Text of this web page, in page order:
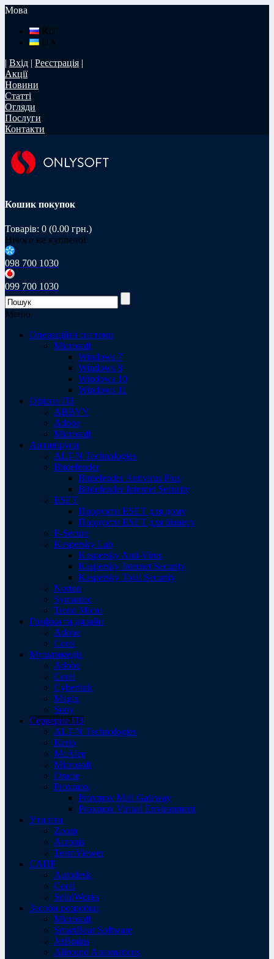
Мова
RU
UA
| Вхід | Реєстрація |
Акції
Новини
Статті
Огляди
Послуги
Контакти
Кошик покупок
Товарів: 0 (0.00 грн.)
Нічого не куплено!
098 700 1030
099 700 1030
Меню
Операційні системи
Microsoft
Windows 7
Windows 8
Windows 10
Windows 11
Офісне ПЗ
ABBYY
Adobe
Microsoft
Антивіруси
ALT-N Technologies
Bitdefender
Bitdefender Antivirus Plus
Bitdefender Internet Security
ESET
Продукти ESET для дому
Продукти ESET для бізнесу
F-Secure
Kaspersky Lab
Kaspersky Anti-Virus
Kaspersky Internet Security
Kaspersky Total Security
Norton
Symantec
Trend Micro
Графіка та дизайн
Adobe
Corel
Мультимедіа
Adobe
Corel
Cyberlink
Magix
Sony
Серверне ПЗ
ALT-N Technologies
Kerio
McAfee
Microsoft
Oracle
Proxmox
Proxmox Mail Gateway
Proxmox Virtual Environment
Утиліти
Zoom
Acronis
TeamViewer
САПР
Autodesk
Corel
SolidWorks
Засоби розробки
Microsoft
SmartBear Software
JetBrains
Allround Automations